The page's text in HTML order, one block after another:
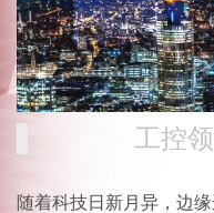
工控
随着科技日新月异，边